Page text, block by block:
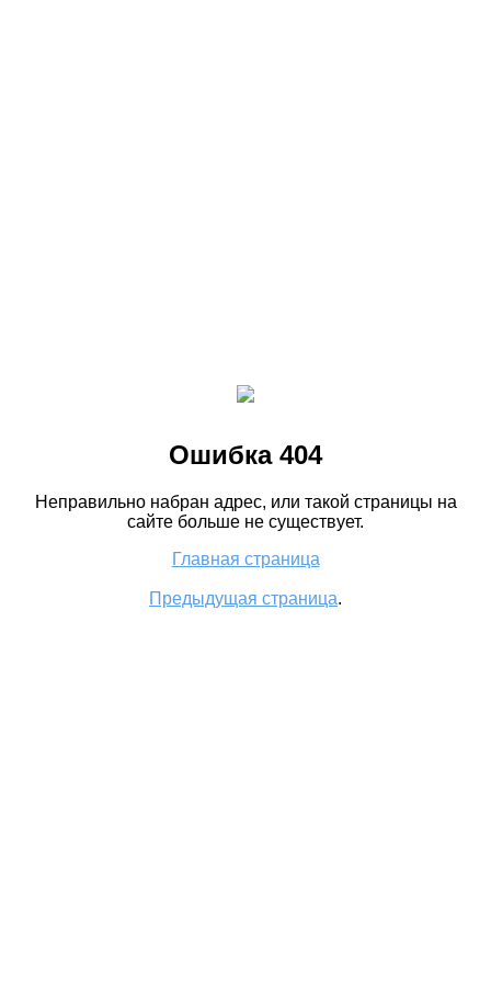
Ошибка 404
Неправильно набран адрес, или такой страницы на
сайте больше не существует.
Главная страница
Предыдущая страница.